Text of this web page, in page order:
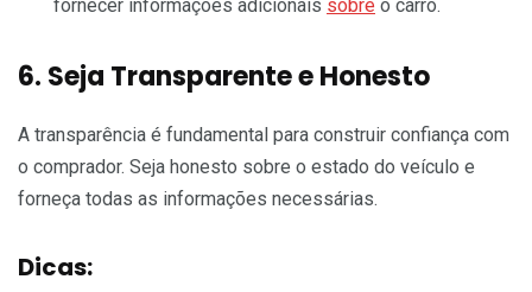
fornecer informações adicionais sobre o carro.
6. Seja Transparente e Honesto
A transparência é fundamental para construir confiança com
o comprador. Seja honesto sobre o estado do veículo e
forneça todas as informações necessárias.
Dicas: